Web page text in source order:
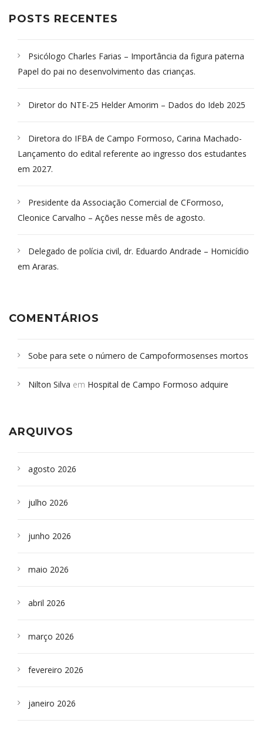
POSTS RECENTES
Psicólogo Charles Farias – Importância da figura paterna
Papel do pai no desenvolvimento das crianças.
Diretor do NTE-25 Helder Amorim – Dados do Ideb 2025
Diretora do IFBA de Campo Formoso, Carina Machado-
Lançamento do edital referente ao ingresso dos estudantes
em 2027.
Presidente da Associação Comercial de CFormoso,
Cleonice Carvalho – Ações nesse mês de agosto.
Delegado de polícia civil, dr. Eduardo Andrade – Homicídio
em Araras.
COMENTÁRIOS
Sobe para sete o número de Campoformosenses mortos
Campoformosenses que morreram em desabamentos são
Nilton Silva em Hospital de Campo Formoso adquire
ARQUIVOS
agosto 2026
julho 2026
junho 2026
maio 2026
abril 2026
março 2026
fevereiro 2026
janeiro 2026